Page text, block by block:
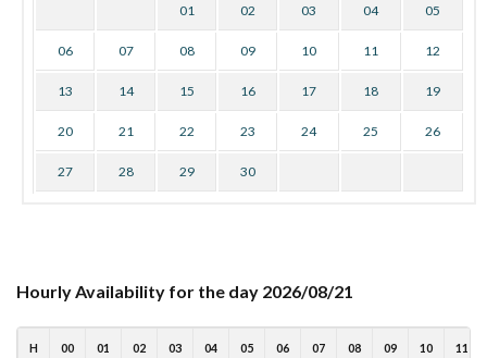
01 02 03 04 05
06 07 08 09 10 11 12
13 14 15 16 17 18 19
20 21 22 23 24 25 26
27 28 29 30
Hourly Availability for the day 2026/08/21
H 00 01 02 03 04 05 06 07 08 09 10 11